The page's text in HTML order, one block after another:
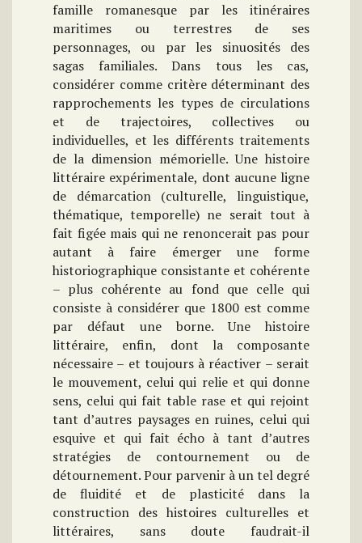
famille romanesque par les itinéraires
maritimes ou terrestres de ses
personnages, ou par les sinuosités des
sagas familiales. Dans tous les cas,
considérer comme critère déterminant des
rapprochements les types de circulations
et de trajectoires, collectives ou
individuelles, et les différents traitements
de la dimension mémorielle. Une histoire
littéraire expérimentale, dont aucune ligne
de démarcation (culturelle, linguistique,
thématique, temporelle) ne serait tout à
fait figée mais qui ne renoncerait pas pour
autant à faire émerger une forme
historiographique consistante et cohérente
– plus cohérente au fond que celle qui
consiste à considérer que 1800 est comme
par défaut une borne. Une histoire
littéraire, enfin, dont la composante
nécessaire – et toujours à réactiver – serait
le mouvement, celui qui relie et qui donne
sens, celui qui fait table rase et qui rejoint
tant d’autres paysages en ruines, celui qui
esquive et qui fait écho à tant d’autres
stratégies de contournement ou de
détournement. Pour parvenir à un tel degré
de fluidité et de plasticité dans la
construction des histoires culturelles et
littéraires, sans doute faudrait-il